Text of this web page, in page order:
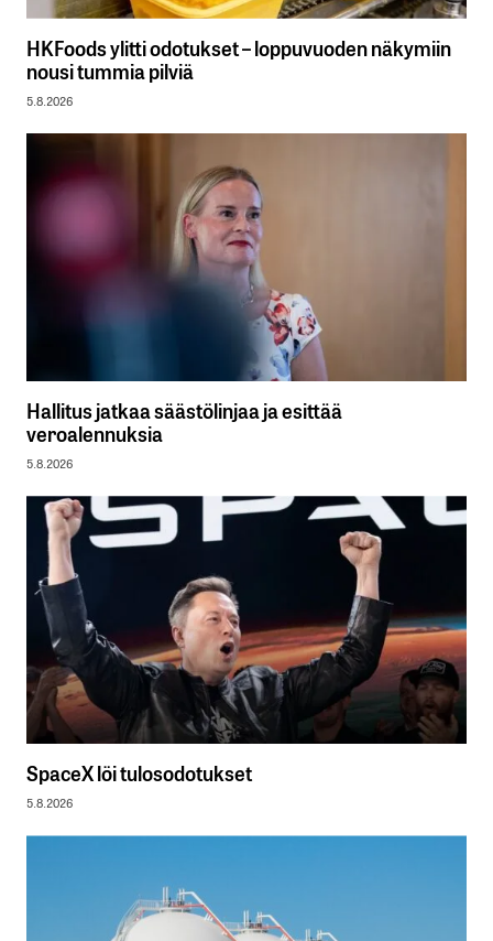
HKFoods ylitti odotukset – loppuvuoden näkymiin
nousi tummia pilviä
5.8.2026
Hallitus jatkaa säästölinjaa ja esittää
veroalennuksia
5.8.2026
SpaceX löi tulosodotukset
5.8.2026